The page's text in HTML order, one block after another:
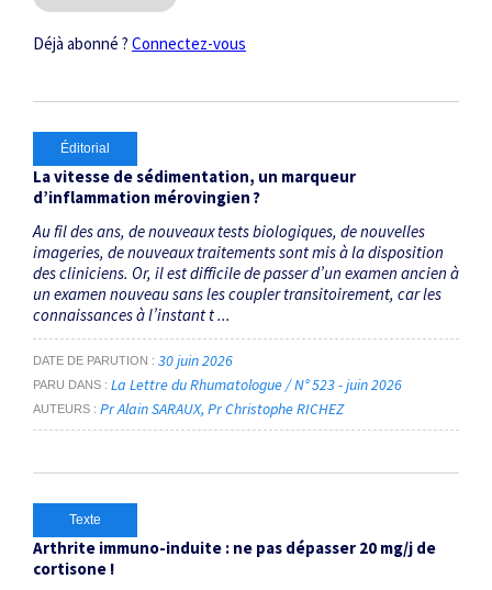
Déjà abonné ? Connectez-vous
Éditorial
La vitesse de sédimentation, un marqueur
d’inflammation mérovingien ?
Au fil des ans, de nouveaux tests biologiques, de nouvelles
imageries, de nouveaux traitements sont mis à la disposition
des cliniciens. Or, il est difficile de passer d’un examen ancien à
un examen nouveau sans les coupler transitoirement, car les
connaissances à l’instant t ...
DATE DE PARUTION 30 juin 2026
PARU DANS La Lettre du Rhumatologue / N° 523 - juin 2026
AUTEURS Pr Alain SARAUX Pr Christophe RICHEZ
Texte
Arthrite immuno-induite : ne pas dépasser 20 mg/j de
cortisone !